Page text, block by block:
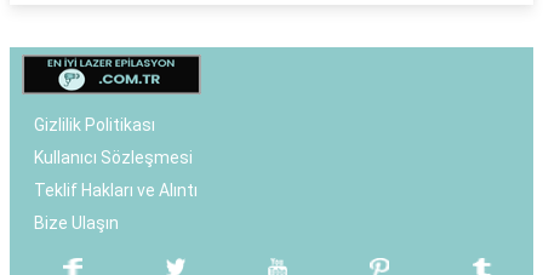
Gizlilik Politikası
Kullanıcı Sözleşmesi
Teklif Hakları ve Alıntı
Bize Ulaşın